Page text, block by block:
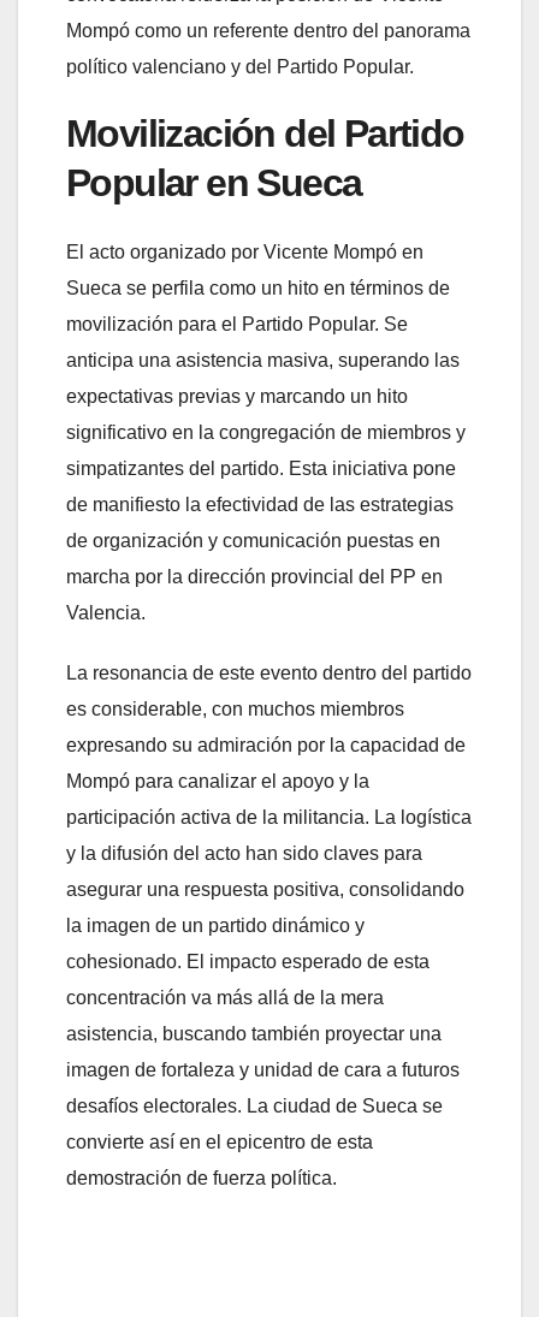
Mompó como un referente dentro del panorama
político valenciano y del Partido Popular.
Movilización del Partido
Popular en Sueca
El acto organizado por Vicente Mompó en
Sueca se perfila como un hito en términos de
movilización para el Partido Popular. Se
anticipa una asistencia masiva, superando las
expectativas previas y marcando un hito
significativo en la congregación de miembros y
simpatizantes del partido. Esta iniciativa pone
de manifiesto la efectividad de las estrategias
de organización y comunicación puestas en
marcha por la dirección provincial del PP en
Valencia.
La resonancia de este evento dentro del partido
es considerable, con muchos miembros
expresando su admiración por la capacidad de
Mompó para canalizar el apoyo y la
participación activa de la militancia. La logística
y la difusión del acto han sido claves para
asegurar una respuesta positiva, consolidando
la imagen de un partido dinámico y
cohesionado. El impacto esperado de esta
concentración va más allá de la mera
asistencia, buscando también proyectar una
imagen de fortaleza y unidad de cara a futuros
desafíos electorales. La ciudad de Sueca se
convierte así en el epicentro de esta
demostración de fuerza política.